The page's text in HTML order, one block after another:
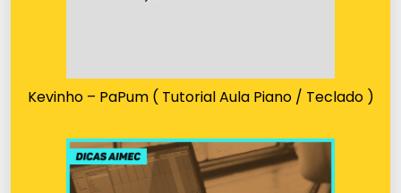
Kevinho – PaPum ( Tutorial Aula Piano / Teclado )